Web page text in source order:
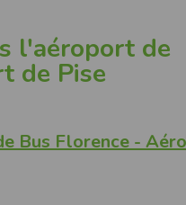
l'aéroport de
de Pise
Bus Florence -